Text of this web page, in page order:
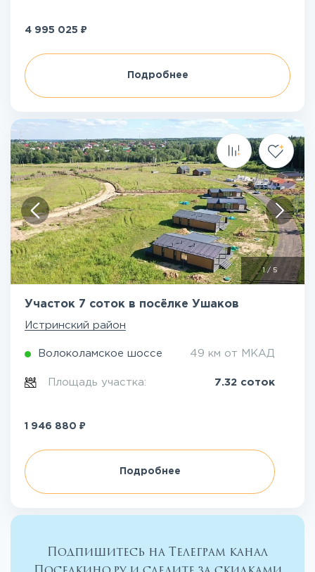
4 995 025 ₽
Подробнее
1 / 5
Участок 7 соток в посёлке Ушаков
Истринский район
Волоколамское шоссе 49 км от МКАД
Площадь участка: 7.32 соток
1 946 880 ₽
Подробнее
Подпишитесь на Телеграм канал